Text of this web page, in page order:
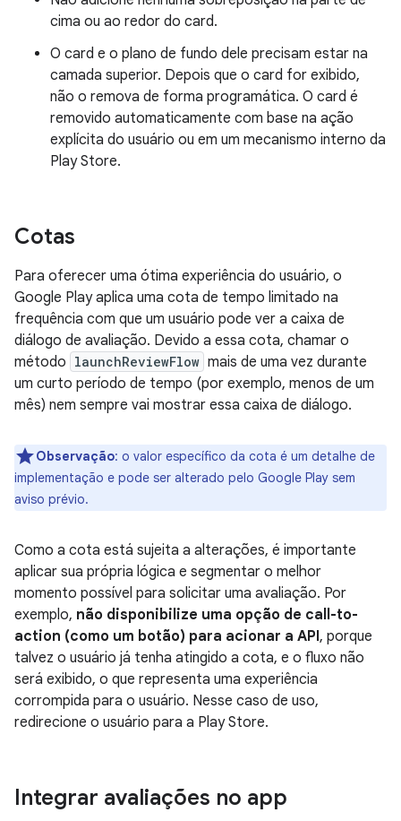
cima ou ao redor do card.
O card e o plano de fundo dele precisam estar na
camada superior. Depois que o card for exibido,
não o remova de forma programática. O card é
removido automaticamente com base na ação
explícita do usuário ou em um mecanismo interno da
Play Store.
Cotas
Para oferecer uma ótima experiência do usuário, o
Google Play aplica uma cota de tempo limitado na
frequência com que um usuário pode ver a caixa de
diálogo de avaliação. Devido a essa cota, chamar o
método launchReviewFlow mais de uma vez durante
um curto período de tempo (por exemplo, menos de um
mês) nem sempre vai mostrar essa caixa de diálogo.
Observação: o valor específico da cota é um detalhe de
implementação e pode ser alterado pelo Google Play sem
aviso prévio.
Como a cota está sujeita a alterações, é importante
aplicar sua própria lógica e segmentar o melhor
momento possível para solicitar uma avaliação. Por
exemplo, não disponibilize uma opção de call-to-
action (como um botão) para acionar a API, porque
talvez o usuário já tenha atingido a cota, e o fluxo não
será exibido, o que representa uma experiência
corrompida para o usuário. Nesse caso de uso,
redirecione o usuário para a Play Store.
Integrar avaliações no app